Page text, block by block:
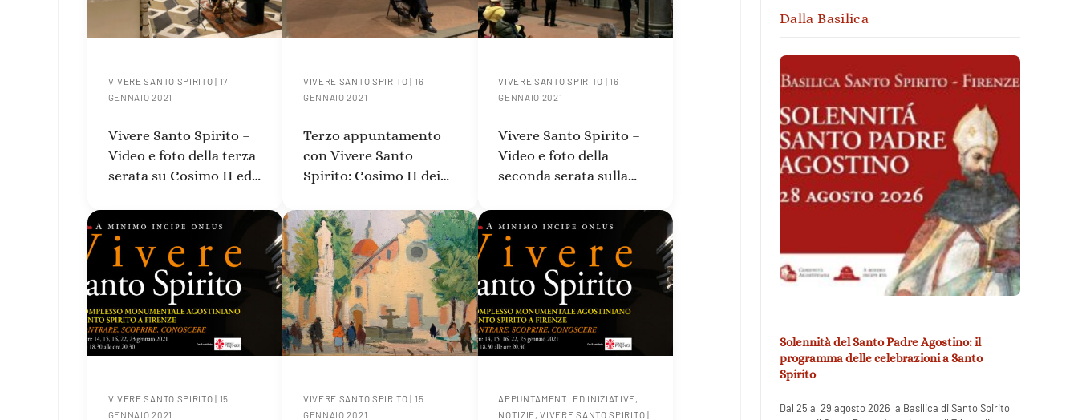
VIVERE SANTO SPIRITO | 17
GENNAIO 2021
Vivere Santo Spirito –
Video e foto della terza
serata su Cosimo II ed
VIVERE SANTO SPIRITO | 16
GENNAIO 2021
Terzo appuntamento
con Vivere Santo
Spirito: Cosimo II dei
della Scienza
VIVERE SANTO SPIRITO | 16
GENNAIO 2021
Vivere Santo Spirito –
Video e foto della
seconda serata sulla
VIVERE SANTO SPIRITO | 15
GENNAIO 2021
VIVERE SANTO SPIRITO | 15
GENNAIO 2021
APPUNTAMENTI ED INIZIATIVE
NOTIZIE,VIVERE SANTO SPIRITO |
Dalla Basilica
Solennità del Santo Padre Agostino: il
programma delle celebrazioni a Santo
Spirito
Dal 25 al 29 agosto 2026 la Basilica di Santo Spirito